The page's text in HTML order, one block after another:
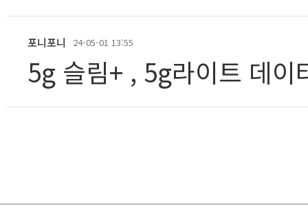
포니포니 24-05-01 13:55
5g 슬림+ , 5g라이트 데이